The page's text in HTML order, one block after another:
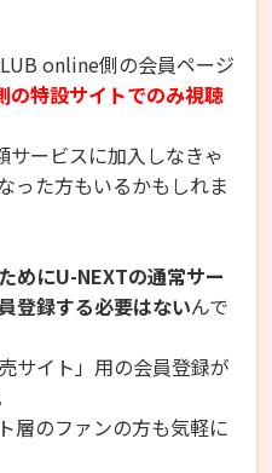
online側の会員ページ
の特設サイトでのみ視聴
サービスに加入しなきゃ
った方もいるかもしれま
めにU-NEXTの通常サー
登録する必要はないんで
サイト」用の会員登録が
層のファンの方も気軽に